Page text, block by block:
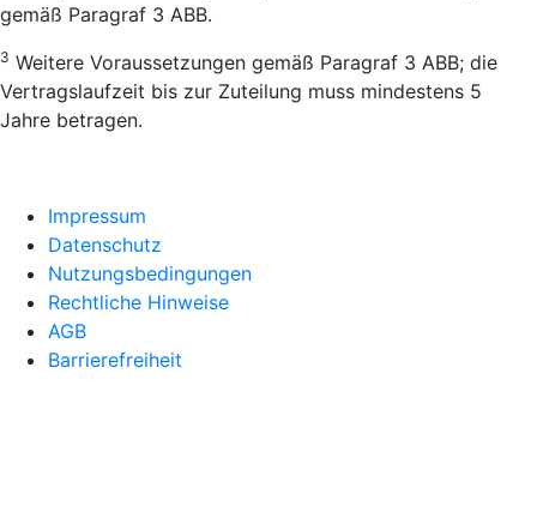
gemäß Paragraf 3 ABB.
3 Weitere Voraussetzungen gemäß Paragraf 3 ABB; die
Vertragslaufzeit bis zur Zuteilung muss mindestens 5
Jahre betragen.
Impressum
Datenschutz
Nutzungsbedingungen
Rechtliche Hinweise
AGB
Barrierefreiheit